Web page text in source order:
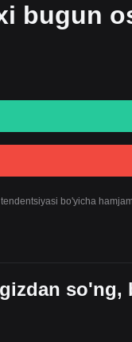
bugun
bo'yicha
so'ng,